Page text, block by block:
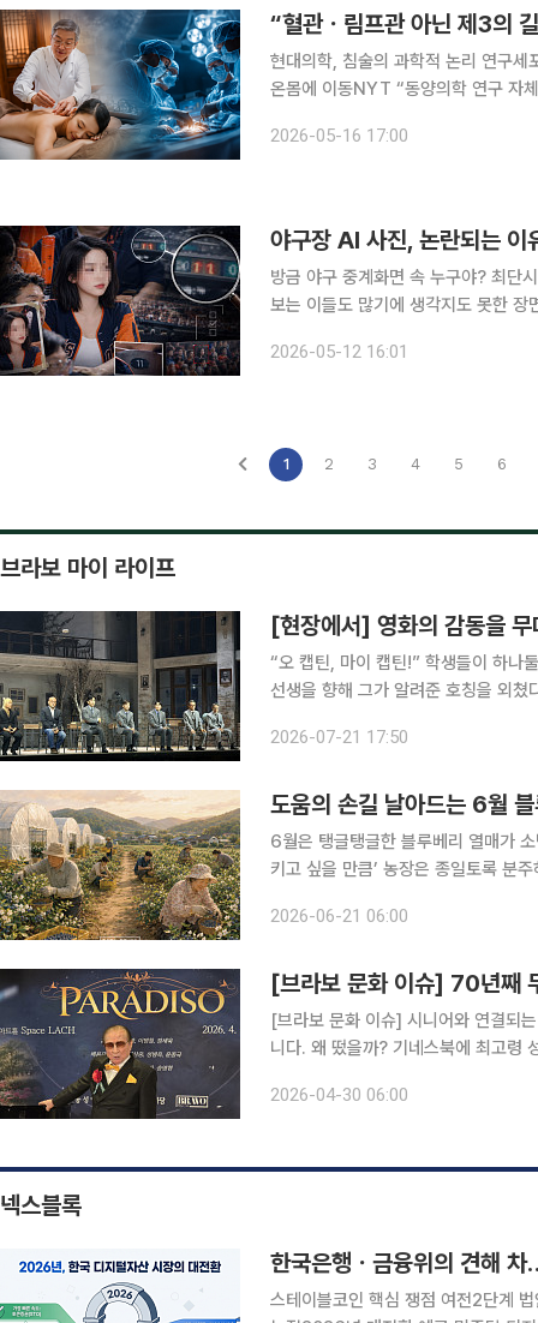
“혈관ㆍ림프관 아닌 제3의
현대의학, 침술의 과학적 논리 연구세
온몸에 이동NYT “동양의학 연구 자체가 진전” 미국 뉴욕타임스(NYT) 매거
2026-05-16 17:00
야구장 AI 사진, 논란되는
방금 야구 중계화면 속 누구야? 최단시간 300만 관중 돌파를 이뤄낸 한국 프로야구. 찾는 이들도
보는 이들도 많기에 생각지도 못한 장
계망서비스(SNS)로 퍼져나가며 새로
2026-05-12 16:01
1 2 3 4 5 6
브라보 마이 라이프
[현장에서] 영화의 감동을
“오 캡틴, 마이 캡틴!” 학생들이 하나둘 책상 위로 올라섰다. 학교에서 쫓겨나 교실을 떠나는 키팅
선생을 향해 그가 알려준 호칭을 외
쳐진 순간이었다. 1990년 개봉해
2026-07-21 17:50
도움의 손길 날아드는 6월
6월은 탱글탱글한 블루베리 열매가
키고 싶을 만큼’ 농장은 종일토록 분주하고 번잡하게 돌아
이 계절을 잊었나 벼.” 한철에 모두 피
2026-06-21 06:00
[브라보 문화 이슈] 70년째
[브라보 문화 이슈] 시니어와 연결되
니다. 왜 떴을까? 기네스북에 최고령 성악가로 등재된 ‘100세 테너’ 홍운표 성악가가 여전히 무대에
한 시대를 살아낸 목소리의 힘을
2026-04-30 06:00
넥스블록
한국은행ㆍ금융위의 견해
스테이블코인 핵심 쟁점 여전2단계